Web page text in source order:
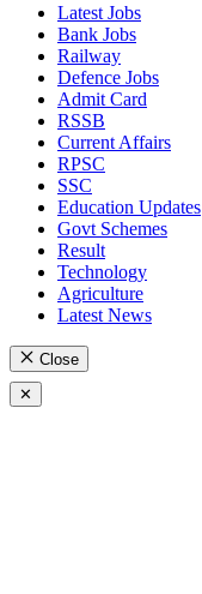
Latest Jobs
Bank Jobs
Railway
Defence Jobs
Admit Card
RSSB
Current Affairs
RPSC
SSC
Education Updates
Govt Schemes
Result
Technology
Agriculture
Latest News
Close
✕